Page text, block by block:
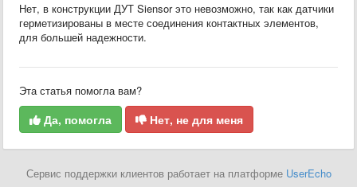
Нет, в конструкции ДУТ Siensor это невозможно, так как датчики
герметизированы в месте соединения контактных элементов,
для большей надежности.
Эта статья помогла вам?
Да, помогла Нет, не для меня
Сервис поддержки клиентов работает на платформе UserEcho